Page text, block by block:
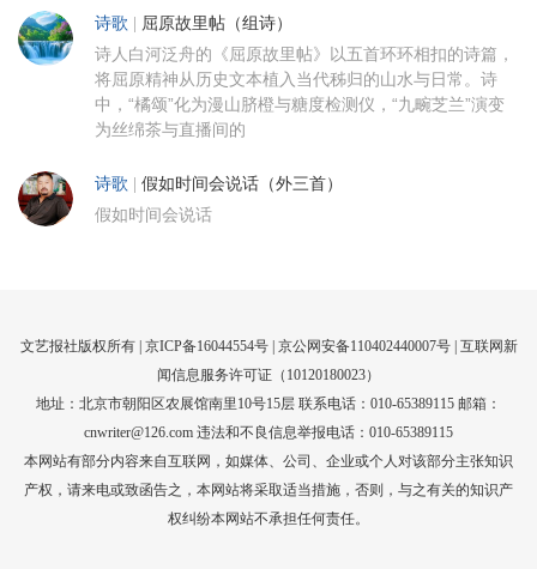
诗歌 | 屈原故里帖（组诗）
诗人白河泛舟的《屈原故里帖》以五首环环相扣的诗篇，
将屈原精神从历史文本植入当代秭归的山水与日常。诗
中，“橘颂”化为漫山脐橙与糖度检测仪，“九畹芝兰”演变
为丝绵茶与直播间的
诗歌 | 假如时间会说话（外三首）
假如时间会说话
文艺报社版权所有 | 京ICP备16044554号| 京公网安备110402440007号 | 互联网新
闻信息服务许可证（10120180023）
地址：北京市朝阳区农展馆南里10号15层 联系电话：010-65389115 邮箱：
cnwriter@126.com 违法和不良信息举报电话：010-65389115
本网站有部分内容来自互联网，如媒体、公司、企业或个人对该部分主张知识
产权，请来电或致函告之，本网站将采取适当措施，否则，与之有关的知识产
权纠纷本网站不承担任何责任。